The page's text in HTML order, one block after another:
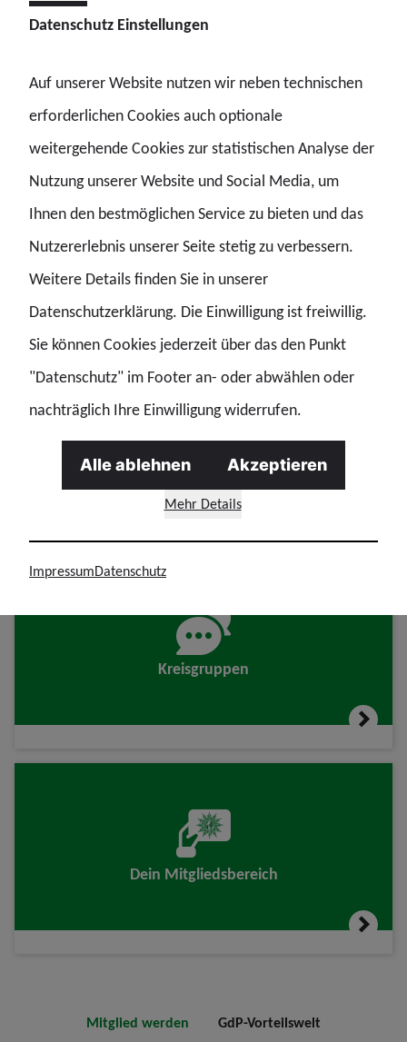
Alle anzeigen
Mitglied werden
GdP-Vorteilswelt
Kreisgruppen
Dein Mitgliedsbereich
Mitglied werden GdP-Vorteilswelt
Datenschutz Einstellungen
Auf unserer Website nutzen wir neben technischen
erforderlichen Cookies auch optionale
weitergehende Cookies zur statistischen Analyse der
Nutzung unserer Website und Social Media, um
Ihnen den bestmöglichen Service zu bieten und das
Nutzererlebnis unserer Seite stetig zu verbessern.
Weitere Details finden Sie in unserer
Datenschutzerklärung. Die Einwilligung ist freiwillig.
Sie können Cookies jederzeit über das den Punkt
"Datenschutz" im Footer an- oder abwählen oder
nachträglich Ihre Einwilligung widerrufen.
Mehr Details
Alle ablehnen Akzeptieren
ImpressumDatenschutz